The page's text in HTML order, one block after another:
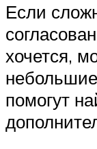
Если
хочется,
помогут